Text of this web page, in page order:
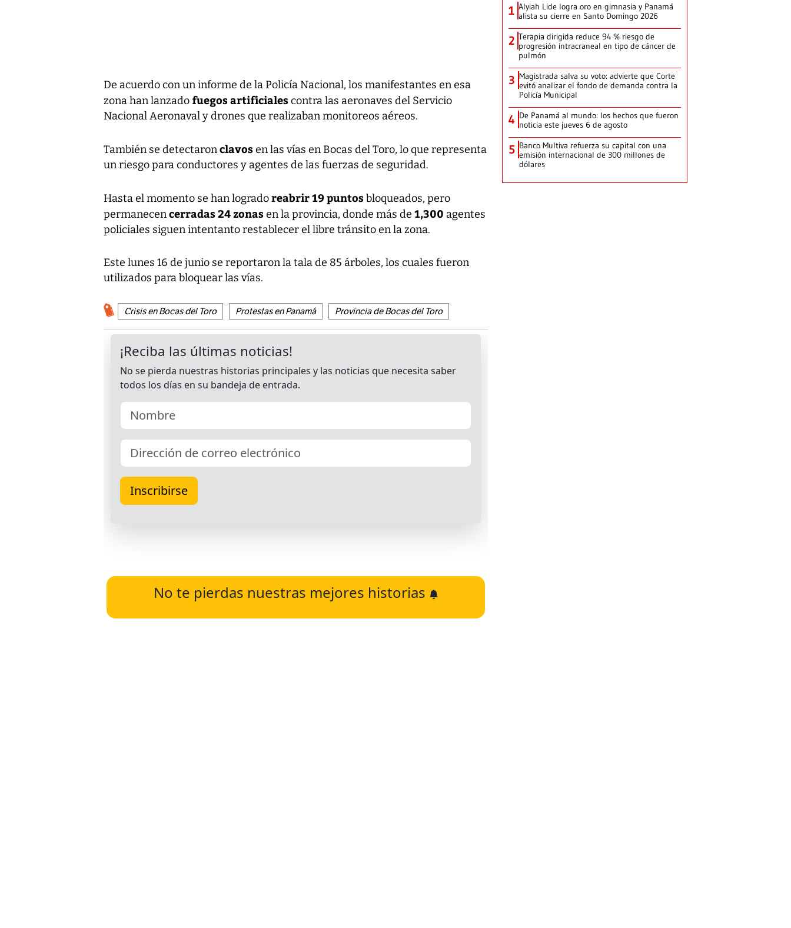
De acuerdo con un informe de la Policía Nacional, los manifestantes en esa
zona han lanzado fuegos artificialescontra las aeronaves del Servicio
Nacional Aeronaval y drones que realizaban monitoreos aéreos.
También se detectaronclavosen las vías en Bocas del Toro, lo que representa
un riesgo para conductores y agentes de las fuerzas de seguridad.
Hasta el momento se han logradoreabrir 19 puntosbloqueados, pero
permanecencerradas 24 zonasen la provincia, donde más de 1,300 agentes
policiales siguen intentanto restablecer el libre tránsito en la zona.
Este lunes 16 de junio se reportaron la tala de 85 árboles, los cuales fueron
utilizados para bloquear las vías.
Crisis en Bocas del Toro Protestas en Panamá Provincia de Bocas del Toro
No te pierdas nuestras mejores historias
1 Alyiah Lide logra oro en gimnasia y Panamá
alista su cierre en Santo Domingo 2026
2 Terapia dirigida reduce 94 % riesgo de
progresión intracraneal en tipo de cáncer de
pulmón
3 Magistrada salva su voto: advierte que Corte
evitó analizar el fondo de demanda contra la
Policía Municipal
4 De Panamá al mundo: los hechos que fueron
noticia este jueves 6 de agosto
5 Banco Multiva refuerza su capital con una
emisión internacional de 300 millones de
dólares